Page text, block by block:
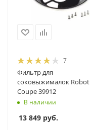
7
Фильтр для
соковыжималок Robot
Coupe 39912
В наличии
13 849 руб.